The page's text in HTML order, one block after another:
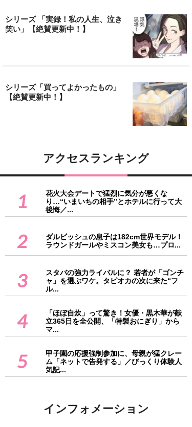
シリーズ 「実録！私の人生、泣き
笑い」【絶賛更新中！】
シリーズ「買ってよかったもの」
【絶賛更新中！】
アクセスランキング
1
花火大会デートで猛烈に気分が悪くな
り…“いまいちの相手”とホテルに行って大
後悔／...
2
ダルビッシュの息子は182cm世界モデル！
ラウンドガールやミスコン美女も…プロ...
3
スタバの強力ライバルに？ 若者が「ゴンチ
ャ」を選ぶワケ。タピオカの次に来た“フ
ル...
4
「ほぼ自炊」って驚き！女優・黒木華が献
立365日を全公開、「特製おにぎり」から
マ...
5
甲子園の応援強制参加に、母親が猛クレー
ム「ネットで告発する」／びっくり体験人
気記...
インフォメーション